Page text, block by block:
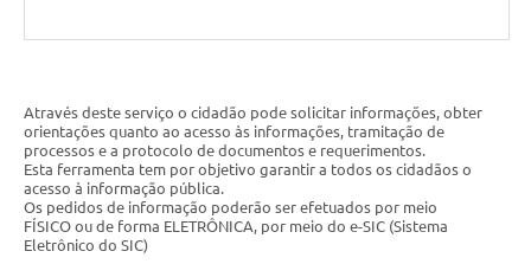
ATRIBUIÇÃO DE AULAS
CEP POR ENDEREÇO
ALDIR BLANC
A Prefeitura
Através deste serviço o cidadão pode solicitar informações, obter
orientações quanto ao acesso às informações, tramitação de
processos e a protocolo de documentos e requerimentos.
Esta ferramenta tem por objetivo garantir a todos os cidadãos o
acesso à informação pública.
Os pedidos de informação poderão ser efetuados por meio
FÍSICO ou de forma ELETRÔNICA, por meio do e-SIC (Sistema
Eletrônico do SIC)